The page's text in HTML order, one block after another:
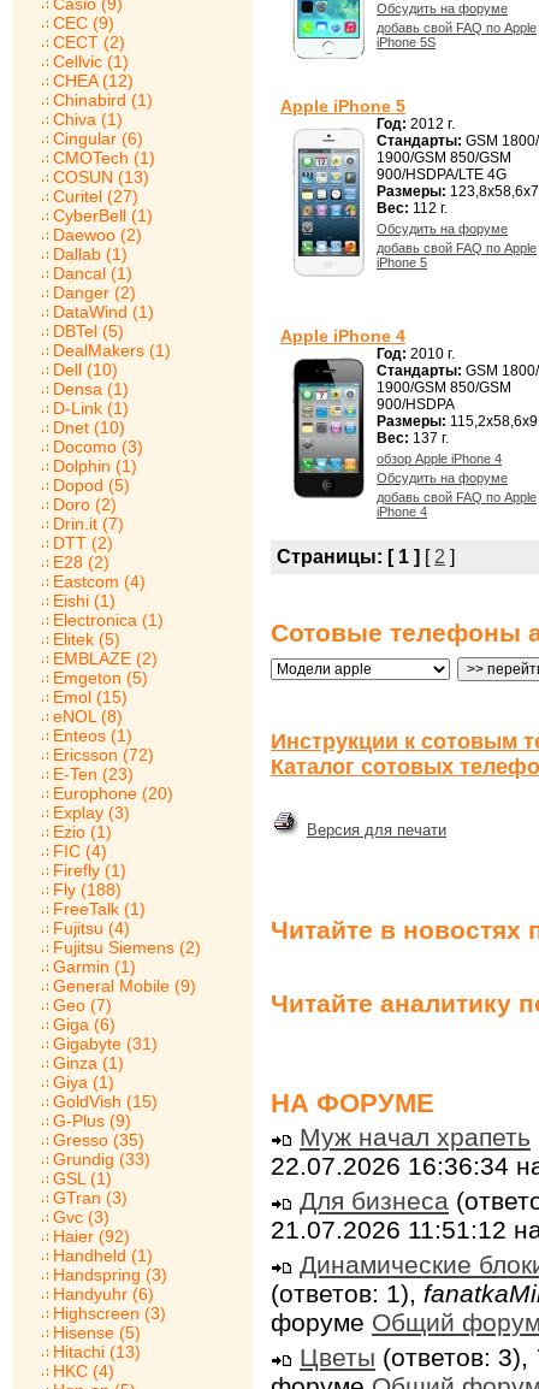
CEC (9)
CECT (2)
Cellvic (1)
CHEA (12)
Chinabird (1)
Chiva (1)
Cingular (6)
CMOTech (1)
COSUN (13)
Curitel (27)
CyberBell (1)
Daewoo (2)
Dallab (1)
Dancal (1)
Danger (2)
DataWind (1)
DBTel (5)
DealMakers (1)
Dell (10)
Densa (1)
D-Link (1)
Dnet (10)
Docomo (3)
Dolphin (1)
Dopod (5)
Doro (2)
Drin.it (7)
DTT (2)
E28 (2)
Eastcom (4)
Eishi (1)
Electronica (1)
Elitek (5)
EMBLAZE (2)
Emgeton (5)
Emol (15)
eNOL (8)
Enteos (1)
Ericsson (72)
E-Ten (23)
Europhone (20)
Explay (3)
Ezio (1)
FIC (4)
Firefly (1)
Fly (188)
FreeTalk (1)
Fujitsu (4)
Fujitsu Siemens (2)
Garmin (1)
General Mobile (9)
Geo (7)
Giga (6)
Gigabyte (31)
Ginza (1)
Giya (1)
GoldVish (15)
G-Plus (9)
Gresso (35)
Grundig (33)
GSL (1)
GTran (3)
Gvc (3)
Haier (92)
Handheld (1)
Handspring (3)
Handyuhr (6)
Highscreen (3)
Hisense (5)
Hitachi (13)
HKC (4)
Обсудить на форуме
добавь свой FAQ по Apple
iPhone 5S
Apple iPhone 5
Год: 2012 г.
Стандарты: GSM
1900/GSM 850/GSM
900/HSDPA/LTE 4G
Размеры:
Вес: 112 г.
Обсудить на форуме
добавь свой FAQ по Apple
iPhone 5
Apple iPhone 4
Год: 2010 г.
Стандарты: GSM
1900/GSM 850/GSM
900/HSDPA
Размеры:
Вес: 137 г.
обзор Apple iPhone 4
Обсудить на форуме
добавь свой FAQ по Apple
iPhone 4
Страницы: [ 1 ] [ 2 ]
Сотовые телефоны
Инструкции к сотовым
Каталог сотовых
Версия для печати
Читайте в новостях
Читайте аналитику
НА ФОРУМЕ
Муж начал храпеть
22.07.2026 16:36:34
Для бизнеса
21.07.2026 11:51:12
Динамические
(ответов: 1),
форуме Общий
Цветы (ответов: 3),